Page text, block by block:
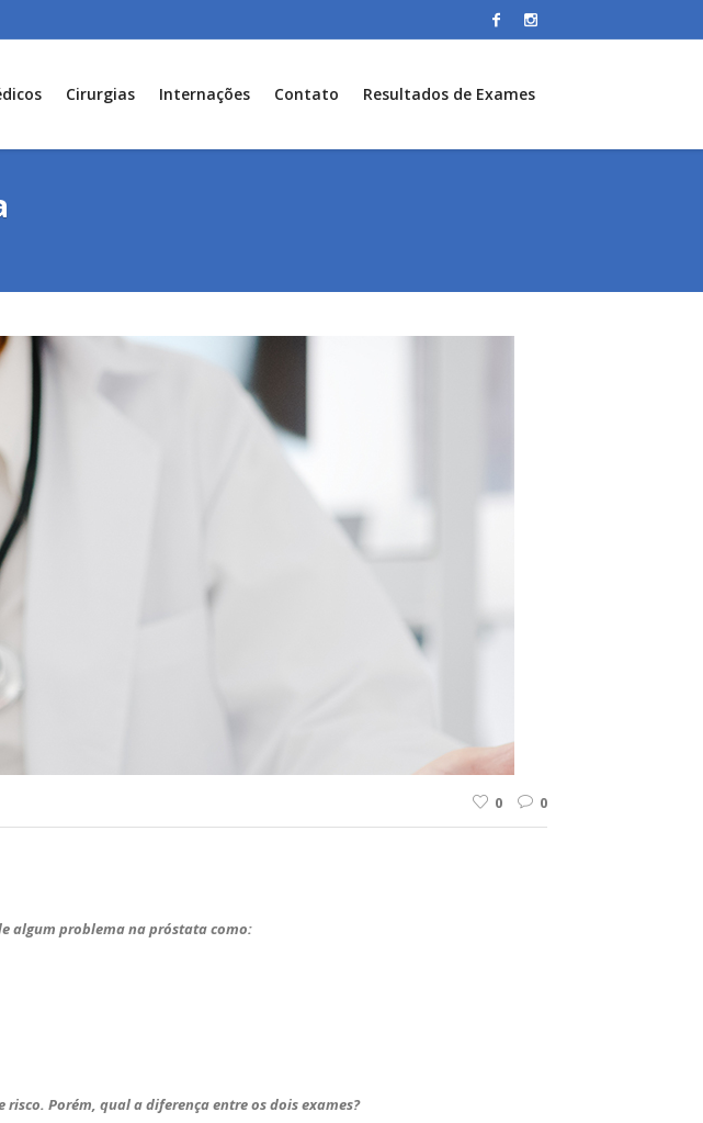
Cirurgias Internações Contato Resultados de Exames
0 0
algum problema na próstata como:
Porém, qual a diferença entre os dois exames? ⠀